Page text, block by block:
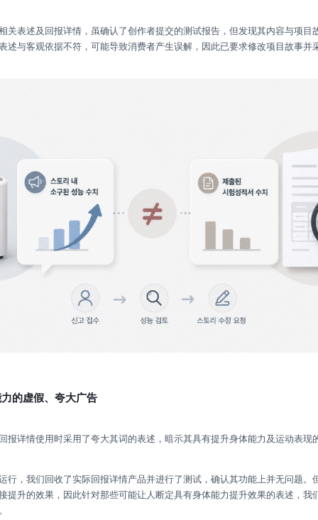
关表述及回报详情，虽确认了创作者提交的测试报告，但发现其内容与项目
述与客观依据不符，可能导致消费者产生误解，因此已要求修改项目故事并
的虚假、夸大广告
报详情使用时采用了夸大其词的表述，暗示其具有提升身体能力及运动表现
行，我们回收了实际回报详情产品并进行了测试，确认其功能上并无问题。
提升的效果，因此针对那些可能让人断定具有身体能力提升效果的表述，我